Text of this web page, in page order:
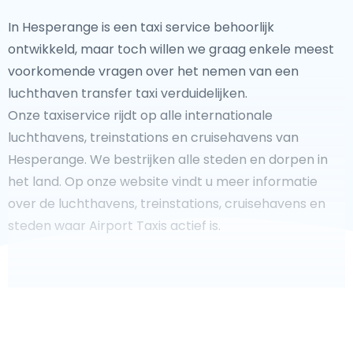
In Hesperange is een taxi service behoorlijk
ontwikkeld, maar toch willen we graag enkele meest
voorkomende vragen over het nemen van een
luchthaven transfer taxi verduidelijken.
Onze taxiservice rijdt op alle internationale
luchthavens, treinstations en cruisehavens van
Hesperange. We bestrijken alle steden en dorpen in
het land. Op onze website vindt u meer informatie
over de luchthavens, treinstations, cruisehavens en
steden waar Airport Taxis actief is.